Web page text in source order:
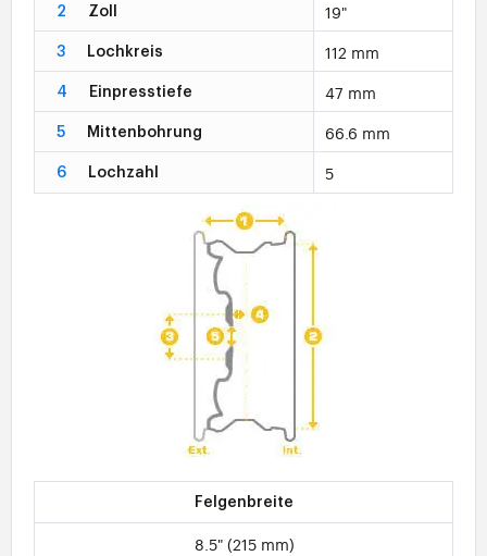
2 Zoll 19"
3 Lochkreis 112 mm
4 Einpresstiefe 47 mm
5 Mittenbohrung 66.6 mm
6 Lochzahl 5
Felgenbreite
8.5" (215 mm)